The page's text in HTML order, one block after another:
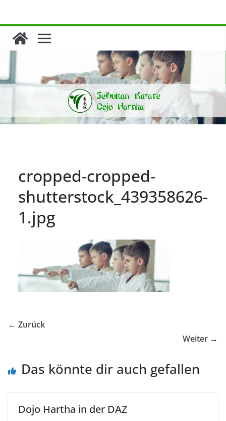
springen
cropped-cropped-
shutterstock_439358626-
1.jpg
← Zurück
Weiter →
Das könnte dir auch gefallen
Dojo Hartha in der DAZ